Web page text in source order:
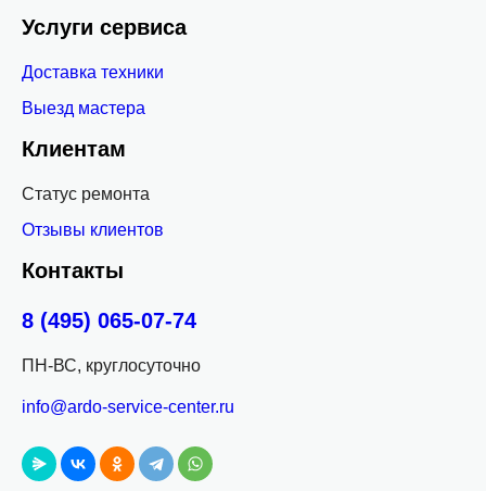
Услуги сервиса
Доставка техники
Выезд мастера
Клиентам
Статус ремонта
Отзывы клиентов
Контакты
8 (495) 065-07-74
ПН-ВС, круглосуточно
info@ardo-service-center.ru